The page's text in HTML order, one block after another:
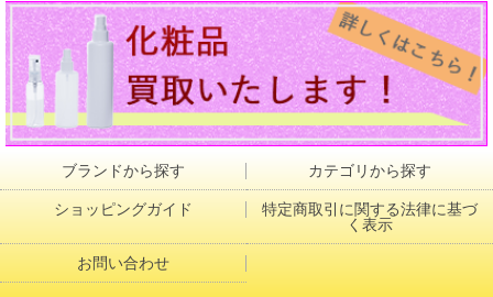
ブランドから探す カテゴリから探す
ショッピングガイド
特定商取引に関する法律に基づ
く表示
お問い合わせ